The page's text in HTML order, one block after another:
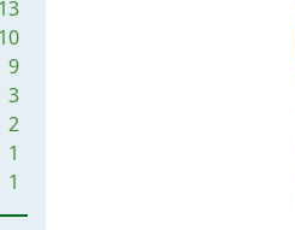
9
3
2
1
1